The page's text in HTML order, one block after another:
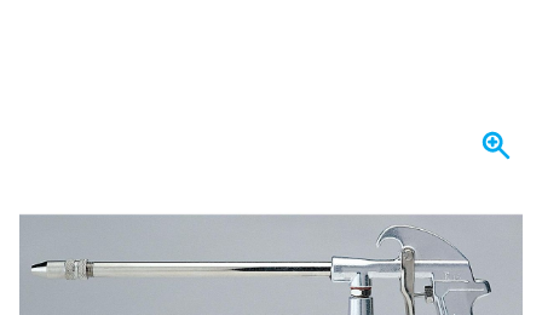
146,41€ incl. IVA